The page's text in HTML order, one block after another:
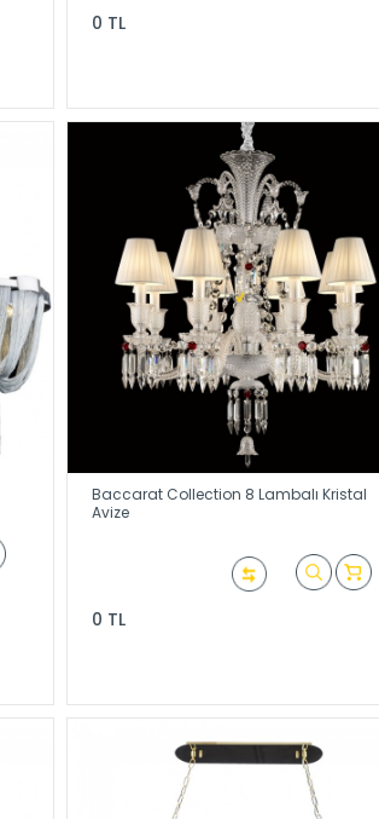
0 TL
Baccarat Collection 8 Lambalı Kristal
Avize
0 TL